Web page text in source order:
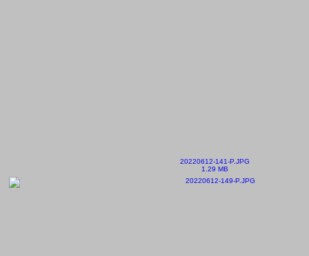
20220612-141-P.JPG
1.29 MB